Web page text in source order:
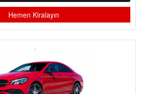
Hemen Kiralayın